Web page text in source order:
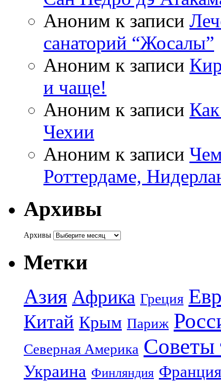
Аноним к записи
санаторий “Жосалы”
Аноним к записи
и чаще!
Аноним к записи
Чехии
Аноним к записи
Роттердаме,
Архивы
Архивы
Метки
Азия Африка Греция
Китай Крым Париж
Северная Америка Советы
Украина Финляндия Франция